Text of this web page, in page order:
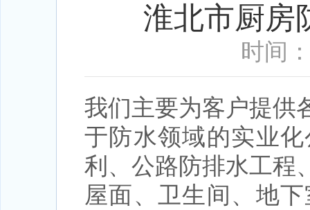
淮北市厨房
时间
我们主要为客户提供
于防水领域的实业
利、公路防排水工程
屋面、卫生间、地